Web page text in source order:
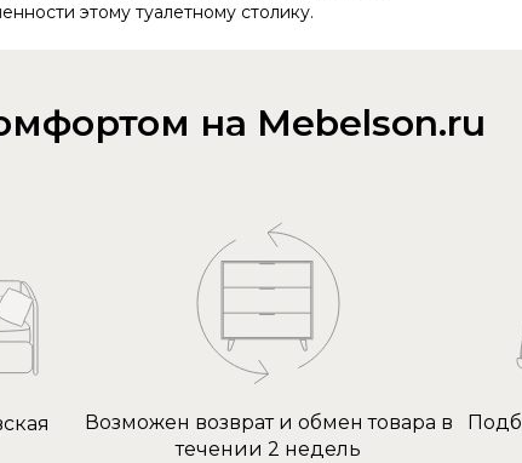
этому туалетному столику.
на Mebelson.ru
Возможен возврат и обмен товара в
течении 2 недель